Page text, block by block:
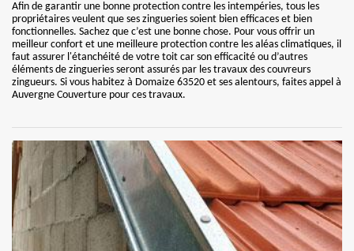
Afin de garantir une bonne protection contre les intempéries, tous les
propriétaires veulent que ses zingueries soient bien efficaces et bien
fonctionnelles. Sachez que c’est une bonne chose. Pour vous offrir un
meilleur confort et une meilleure protection contre les aléas climatiques, il
faut assurer l'étanchéité de votre toit car son efficacité ou d’autres
éléments de zingueries seront assurés par les travaux des couvreurs
zingueurs. Si vous habitez à Domaize 63520 et ses alentours, faites appel à
Auvergne Couverture pour ces travaux.